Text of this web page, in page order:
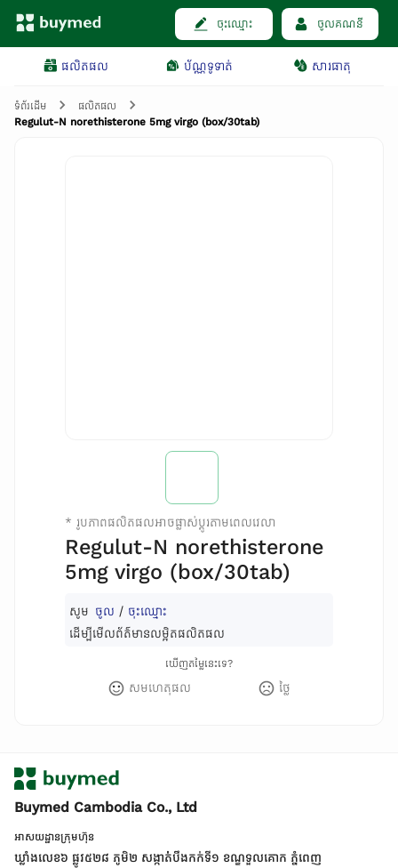
ចុះឈ្មោះ ចូលគណនី
ផលិតផល ប័ណ្ណទូទាត់ សារធាតុ
ទំព័រដើម
ផលិតផល
Regulut-N norethisterone 5mg virgo (box/30tab)
* រូបភាពផលិតផលអាចផ្លាស់ប្តូរតាមពេលវេលា
Regulut-N norethisterone
5mg virgo (box/30tab)
សូម ចូល / ចុះឈ្មោះ
ដើម្បីមើលព័ត៌មានលម្អិតផលិតផល
ឃើញតម្លៃនេះទេ?
សមហេតុផល ថ្លៃ
Buymed Cambodia Co., Ltd
អាសយដ្ឋានក្រុមហ៊ុន
ឃ្លាំងលេខ៦ ផ្លូវ៥២៨ ភូមិ២ សង្កាត់់បឹងកក់ទី១ ខណ្ឌទួលគោក ភ្នំពេញ